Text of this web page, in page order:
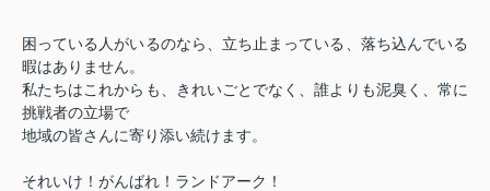
困っている人がいるのなら、立ち止まっている、落ち込んでいる
暇はありません。
私たちはこれからも、きれいごとでなく、誰よりも泥臭く、常に
挑戦者の立場で
地域の皆さんに寄り添い続けます。
それいけ！がんばれ！ランドアーク！